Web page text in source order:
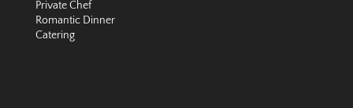
Private Chef
Romantic Dinner
Catering